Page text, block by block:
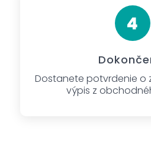
Dostanete potvrdenie o
výpis z